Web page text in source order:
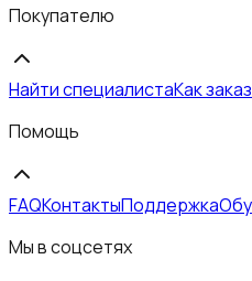
Покупателю
Найти специалистаКак
Помощь
FAQКонтактыПоддержка
Мы в соцсетях